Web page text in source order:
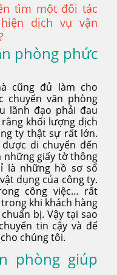
tìm một đối tác
dịch vụ vận
phòng phức
cũng đủ làm cho
chuyển văn phòng
lãnh đạo phải đau
khối lượng dịch
ty thật sự rất lớn.
di chuyển đến
những giấy tờ thông
là những hồ sơ sổ
dụng của công ty.
công việc… rất
khi khách hàng
bị. Vậy tại sao
tin cậy và để
chúng tôi.
phòng giúp